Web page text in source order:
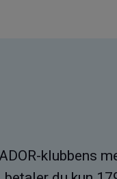
klubbens